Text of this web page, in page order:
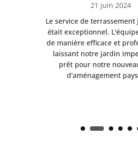
21 juin 2024
Le service de
était exceptionnel.
de manière efficace et
laissant notre jardin
prêt pour notre
d'aménagement